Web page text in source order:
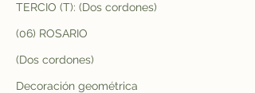
TERCIO (T): (Dos cordones)
(06) ROSARIO
(Dos cordones)
Decoración geométrica